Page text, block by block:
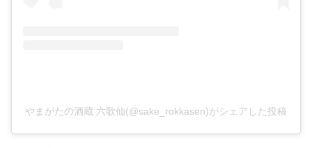
やまがたの酒蔵 六歌仙(@sake_rokkasen)がシェアした投稿